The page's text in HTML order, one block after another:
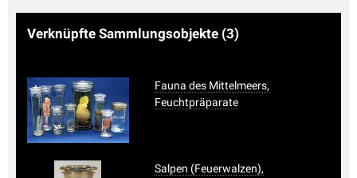
Verknüpfte Sammlungsobjekte (3)
Fauna des Mittelmeers,
Feuchtpräparate
Salpen (Feuerwalzen),